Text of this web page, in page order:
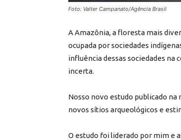
Foto: Valter Campanato/Agência Brasil
A Amazônia, a floresta mais
ocupada por sociedades
influência dessas sociedades
incerta.
Nosso novo estudo publicado
novos sítios arqueológicos e
O estudo foi liderado por mim e